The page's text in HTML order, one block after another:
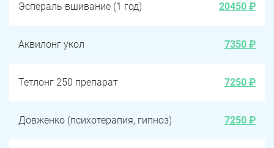
Эспераль вшивание (1 год) 20450 ₽
Аквилонг укол 7350 ₽
Тетлонг 250 препарат 7250 ₽
Довженко (психотерапия, гипноз) 7250 ₽